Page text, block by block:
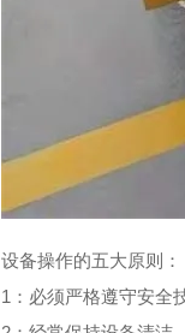
设备操作的五大原则：
1：必须严格遵守安全